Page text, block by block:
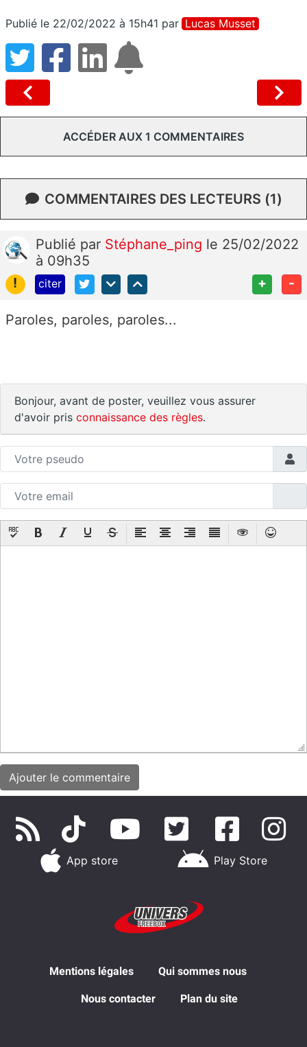
Publié le 22/02/2022 à 15h41 par Lucas Musset
ACCÉDER AUX 1 COMMENTAIRES
COMMENTAIRES DES LECTEURS (1)
Publié par Stéphane_ping le 25/02/2022
à 09h35
!
citer + -
Paroles, paroles, paroles...
Bonjour, avant de poster, veuillez vous assurer
d'avoir pris connaissance des règles.
App store Play Store
Mentions légales Qui sommes nous
Nous contacter Plan du site